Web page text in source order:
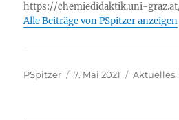
https://chemiedidaktik.uni-
Alle Beiträge von PSpitzer anzeigen
Autor
PSpitzer
Veröffentlicht
7. Mai 2021 Aktuelles,